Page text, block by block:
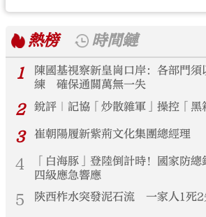
熱榜
時間鏈
1
陳國基視察新皇崗口岸：各部門
練 確保通關萬無一失
2 銳評｜記協「炒散雜軍」操控「黑
3 崔朝陽履新紫荊文化集團總經理
4
「白海豚」登陸倒計時！國家防
四級應急響應
5 陝西柞水突發泥石流 一家人1死2